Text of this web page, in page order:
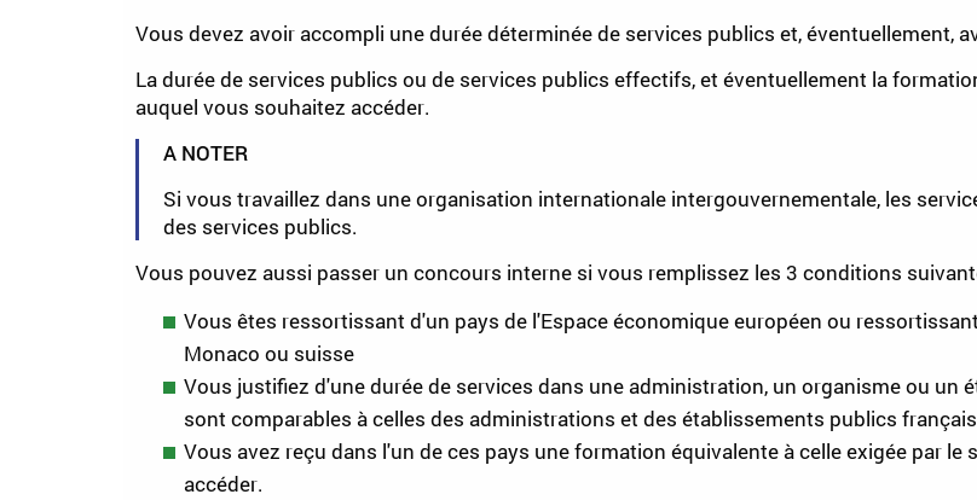
Vous devez avoir accompli une durée déterminée de services publics et, éventuellement,
La durée de services publics ou de services publics effectifs, et éventuellement la
auquel vous souhaitez accéder.
A NOTER
Si vous travaillez dans une organisation internationale intergouvernementale, les
des services publics.
Vous pouvez aussi passer un concours interne si vous remplissez les 3 conditions
Vous êtes ressortissant d'un pays de l'Espace économique européen ou
Monaco ou suisse
Vous justifiez d'une durée de services dans une administration, un organisme ou un
sont comparables à celles des administrations et des établissements publics français
Vous avez reçu dans l'un de ces pays une formation équivalente à celle exigée par
accéder.